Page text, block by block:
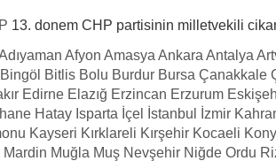
13. donem CHP partisinin milletvekili
Afyon Amasya Ankara Antalya
Bingöl Bitlis Bolu Burdur Bursa Çanakkale
Edirne Elazığ Erzincan Erzurum
Hatay Isparta İçel İstanbul İzmir
Kayseri Kırklareli Kırşehir Kocaeli
Mardin Muğla Muş Nevşehir Niğde Ordu